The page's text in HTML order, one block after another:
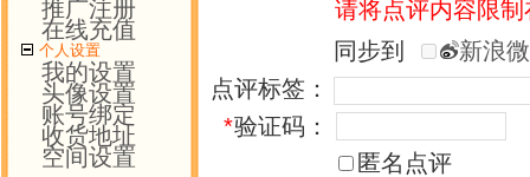
推广注册
在线充值
个人设置
我的设置
头像设置
账号绑定
收货地址
空间设置
请将点评内容限
同步到
新浪
点评标签：
*验证码：
匿名点评